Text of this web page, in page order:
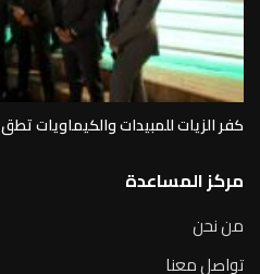
كفر الزيات للمبيدات والكيماويات
مركز المساعدة
من نحن
تواصل معنا